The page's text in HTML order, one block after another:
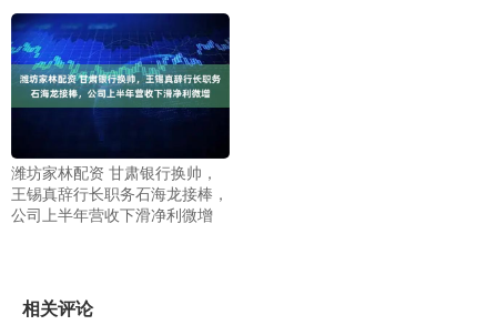
潍坊家林配资 甘肃银行换帅，
王锡真辞行长职务石海龙接棒，
公司上半年营收下滑净利微增
相关评论